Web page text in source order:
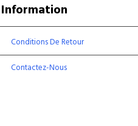
Information
Conditions De Retour
Contactez-Nous